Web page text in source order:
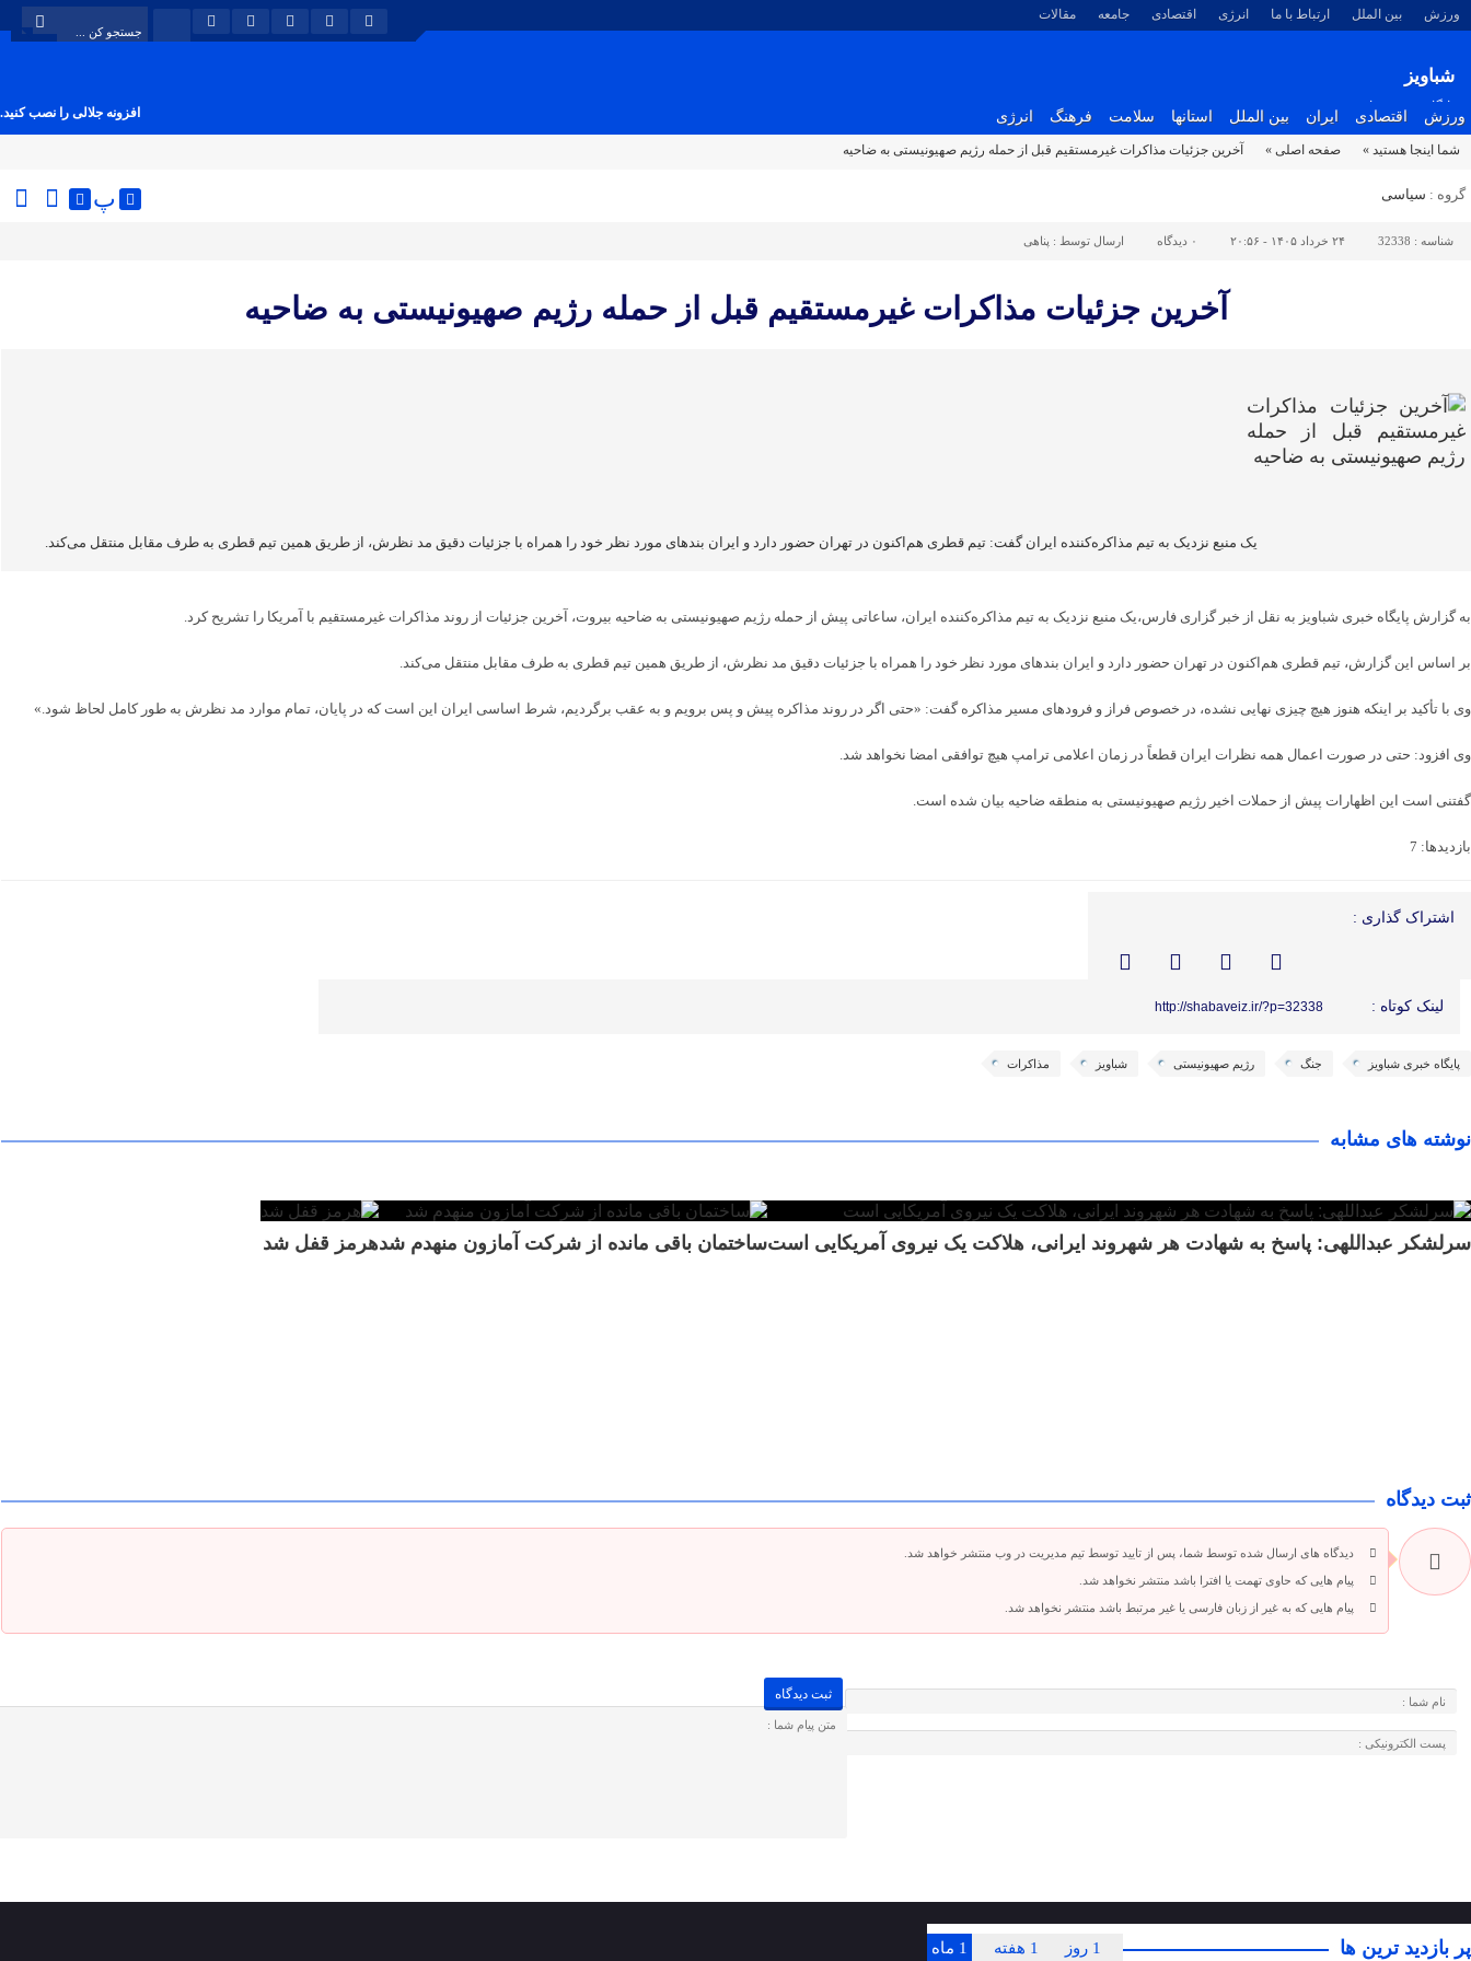
ورزش بین الملل ارتباط با ما انرژی اقتصادی جامعه مقالات
شباویز
پایگاه خبری شباویز
ورزش اقتصادی ایران بین الملل استانها سلامت فرهنگ انرژی افزونه جلالی را نصب کنید.
شما اینجا هستید » صفحه اصلی » آخرین جزئیات مذاکرات غیرمستقیم قبل از حمله رژیم صهیونیستی به ضاحیه
گروه : سیاسی پ
شناسه : 32338 ۲۴ خرداد ۱۴۰۵ - ۲۰:۵۶ ۰ دیدگاه ارسال توسط : پناهی
آخرین جزئیات مذاکرات غیرمستقیم قبل از حمله رژیم صهیونیستی به ضاحیه
یک منبع نزدیک به تیم مذاکره‌کننده ایران گفت: تیم قطری هم‌اکنون در تهران حضور دارد و ایران بندهای مورد نظر خود را همراه با جزئیات دقیق مد نظرش، از طریق همین تیم قطری به طرف مقابل منتقل می‌کند.
به گزارش پایگاه خبری شباویز به نقل از خبر گزاری فارس،یک منبع نزدیک به تیم مذاکره‌کننده ایران، ساعاتی پیش از حمله رژیم صهیونیستی به ضاحیه بیروت، آخرین جزئیات از روند مذاکرات غیرمستقیم با آمریکا را تشریح کرد.
بر اساس این گزارش، تیم قطری هم‌اکنون در تهران حضور دارد و ایران بندهای مورد نظر خود را همراه با جزئیات دقیق مد نظرش، از طریق همین تیم قطری به طرف مقابل منتقل می‌کند.
وی با تأکید بر اینکه هنوز هیچ چیزی نهایی نشده، در خصوص فراز و فرودهای مسیر مذاکره گفت: «حتی اگر در روند مذاکره پیش و پس برویم و به عقب برگردیم، شرط اساسی ایران این است که در پایان، تمام موارد مد نظرش به طور کامل لحاظ شود.»
وی افزود: حتی در صورت اعمال همه نظرات ایران قطعاً در زمان اعلامی ترامپ هیچ توافقی امضا نخواهد شد.
گفتنی است این اظهارات پیش از حملات اخیر رژیم صهیونیستی به منطقه ضاحیه بیان شده است.
بازدیدها: 7
اشتراک گذاری :
لینک کوتاه : http://shabaveiz.ir/?p=32338
پایگاه خبری شباویز جنگ رژیم صهیونیستی شباویز مذاکرات
نوشته های مشابه
سرلشکر عبداللهی: پاسخ به شهادت هر شهروند ایرانی، هلاکت یک نیروی آمریکایی استساختمان باقی مانده از شرکت آمازون منهدم شدهرمز قفل شد
ثبت دیدگاه
دیدگاه های ارسال شده توسط شما، پس از تایید توسط تیم مدیریت در وب منتشر خواهد شد.
پیام هایی که حاوی تهمت یا افترا باشد منتشر نخواهد شد.
پیام هایی که به غیر از زبان فارسی یا غیر مرتبط باشد منتشر نخواهد شد.
پر بازدید ترین ها 1 ماه 1 هفته 1 روز